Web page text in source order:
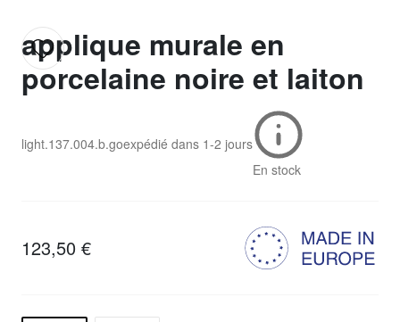
applique murale en
porcelaine noire et laiton
light.137.004.b.goexpédié dans 1-2 jours
En stock
123,50 €